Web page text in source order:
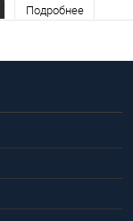
Подробнее